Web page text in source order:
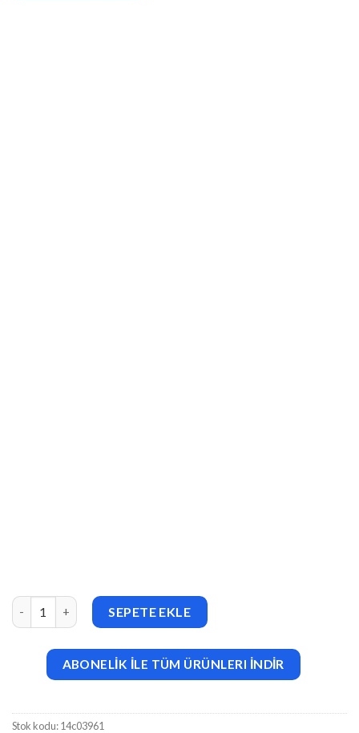
Rex (v4.0.1) Minimal WordPress Portfolio Theme adet
SEPETE EKLE
ABONELİK İLE TÜM ÜRÜNLERI İNDİR
Stok kodu:14c03961